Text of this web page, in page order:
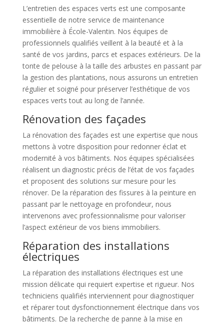
L’entretien des espaces verts est une composante
essentielle de notre service de maintenance
immobilière à École-Valentin. Nos équipes de
professionnels qualifiés veillent à la beauté et à la
santé de vos jardins, parcs et espaces extérieurs. De la
tonte de pelouse à la taille des arbustes en passant par
la gestion des plantations, nous assurons un entretien
régulier et soigné pour préserver l’esthétique de vos
espaces verts tout au long de l’année.
Rénovation des façades
La rénovation des façades est une expertise que nous
mettons à votre disposition pour redonner éclat et
modernité à vos bâtiments. Nos équipes spécialisées
réalisent un diagnostic précis de l’état de vos façades
et proposent des solutions sur mesure pour les
rénover. De la réparation des fissures à la peinture en
passant par le nettoyage en profondeur, nous
intervenons avec professionnalisme pour valoriser
l’aspect extérieur de vos biens immobiliers.
Réparation des installations
électriques
La réparation des installations électriques est une
mission délicate qui requiert expertise et rigueur. Nos
techniciens qualifiés interviennent pour diagnostiquer
et réparer tout dysfonctionnement électrique dans vos
bâtiments. De la recherche de panne à la mise en